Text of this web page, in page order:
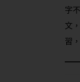
字
文
習